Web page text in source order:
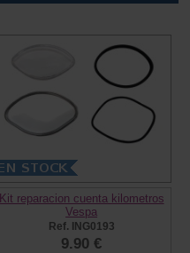
Kit reparacion cuenta kilometros
Vespa
Ref. ING0193
9.90 €